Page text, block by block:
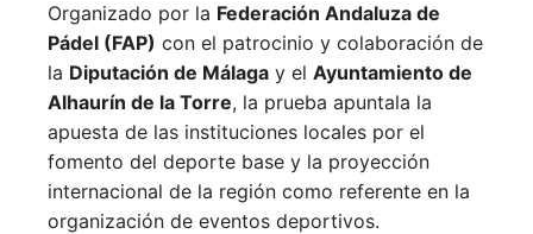
Organizado por la Federación Andaluza de
Pádel (FAP) con el patrocinio y colaboración de
la Diputación de Málaga y el Ayuntamiento de
Alhaurín de la Torre, la prueba apuntala la
apuesta de las instituciones locales por el
fomento del deporte base y la proyección
internacional de la región como referente en la
organización de eventos deportivos.